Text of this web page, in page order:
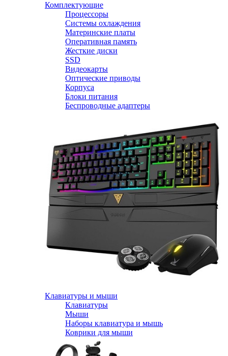
Комплектующие
Процессоры
Системы охлаждения
Материнские платы
Оперативная память
Жесткие диски
SSD
Видеокарты
Оптические приводы
Корпуса
Блоки питания
Беспроводные адаптеры
Клавиатуры и мыши
Клавиатуры
Мыши
Наборы клавиатура и мышь
Коврики для мыши